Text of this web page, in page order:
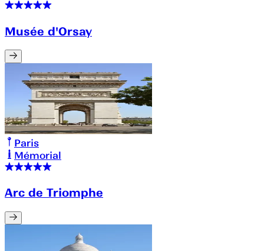
Musée d'Orsay
Paris
Mémorial
Arc de Triomphe